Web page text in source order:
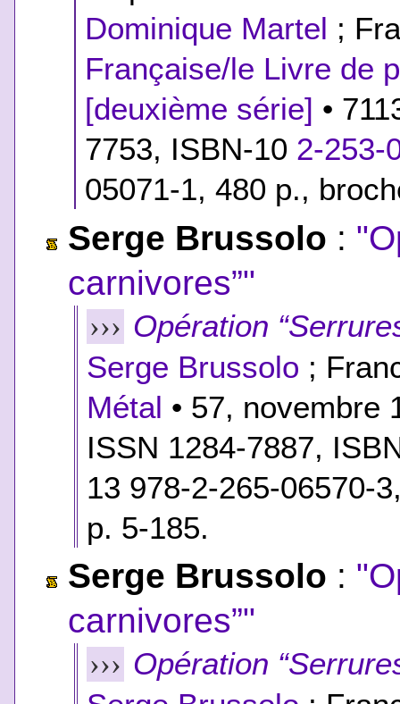
Dominique Martel ;
Française/le Livre de
[deuxième série] •
7753, ISBN-10 2-253-
05071-1, 480 p.,
Serge Brussolo :
carnivores”"
››› Opération
Serge Brussolo ;
Métal • 57, novembre
ISSN 1284-7887,
13 978-2-265-06570-3
p. 5-185.
Serge Brussolo :
carnivores”"
››› Opération